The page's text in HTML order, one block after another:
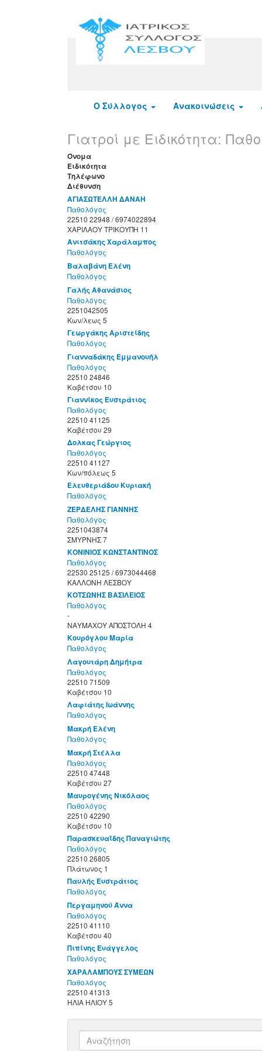
Ο Σύλλογος Ανακοινώσεις
Γιατροί με Ειδικότητα:
Όνομα
Ειδικότητα
Τηλέφωνο
Διέθυνση
ΑΓΙΑΣΩΤΕΛΛΗ ΔΑΝΑΗ
Παθολόγος
22510 22948 / 6974022894
ΧΑΡΙΛΑΟΥ ΤΡΙΚΟΥΠΗ 11
Ανιτσάκης Χαράλαμπος
Παθολόγος
Βαλαβάνη Ελένη
Παθολόγος
Γαλής Αθανάσιος
Παθολόγος
2251042505
Κων/λεως 5
Γεωργάκης Αριστείδης
Παθολόγος
Γιανναδάκης Εμμανουήλ
Παθολόγος
22510 24846
Καβέτσου 10
Γιαννίκος Ευστράτιος
Παθολόγος
22510 41125
Καβέτσου 29
Δολκας Γεώργιος
Παθολόγος
22510 41127
Κων/πόλεως 5
Ελευθεριάδου Κυριακή
Παθολόγος
ΖΕΡΔΕΛΗΣ ΓΙΑΝΝΗΣ
Παθολόγος
2251043874
ΣΜΥΡΝΗΣ 7
ΚΟΝΙΝΙΟΣ ΚΩΝΣΤΑΝΤΙΝΟΣ
Παθολόγος
22530 25125 / 6973044468
ΚΑΛΛΟΝΗ ΛΕΣΒΟΥ
ΚΟΤΣΩΝΗΣ ΒΑΣΙΛΕΙΟΣ
Παθολόγος
-
ΝΑΥΜΑΧΟΥ ΑΠΟΣΤΟΛΗ 4
Κουρόγλου Μαρία
Παθολόγος
Λαγουτάρη Δημήτρα
Παθολόγος
22510 71509
Καβέτσου 10
Λαφιάτης Ιωάννης
Παθολόγος
Μακρή Ελένη
Παθολόγος
Μακρή Στέλλα
Παθολόγος
22510 47448
Καβέτσου 27
Μαυρογένης Νικόλαος
Παθολόγος
22510 42290
Καβέτσου 10
Παρασκευαΐδης Παναγιώτης
Παθολόγος
22510 26805
Πλάτωνος 1
Παυλής Ευστράτιος
Παθολόγος
Περγαμηνού Άννα
Παθολόγος
22510 41110
Καβέτσου 40
Πιπίνης Ευάγγελος
Παθολόγος
ΧΑΡΑΛΑΜΠΟΥΣ ΣΥΜΕΩΝ
Παθολόγος
22510 41313
ΗΛΙΑ ΗΛΙΟΥ 5